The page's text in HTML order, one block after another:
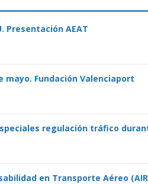
Presentación AEAT
mayo. Fundación Valenciaport
regulación tráfico
en Transporte Aéreo